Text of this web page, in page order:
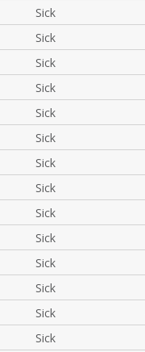
Sick
Sick
Sick
Sick
Sick
Sick
Sick
Sick
Sick
Sick
Sick
Sick
Sick
Sick